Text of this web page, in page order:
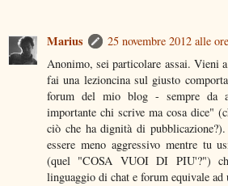
Marius
25 novembre 2012 alle
Anonimo, sei particolare assai. Vieni
fai una lezioncina sul giusto
forum del mio blog - sempre da
importante chi scrive ma cosa dice"
ciò che ha dignità di
essere meno aggressivo mentre tu
(quel "COSA VUOI DI PIU'?")
linguaggio di chat e forum equivale